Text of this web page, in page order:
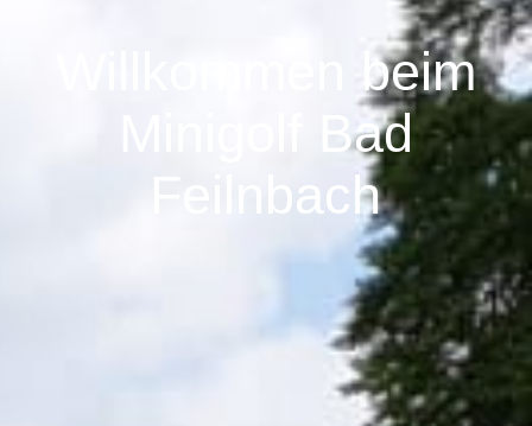
Willkommen beim
Minigolf Bad
Feilnbach